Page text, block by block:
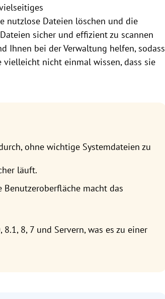
nutzlose Dateien löschen und die
sicher und effizient zu scannen
Ihnen bei der Verwaltung helfen, sodass
vielleicht nicht einmal wissen, dass sie
ohne wichtige Systemdateien zu
läuft.
macht das
8, 7 und Servern, was es zu einer